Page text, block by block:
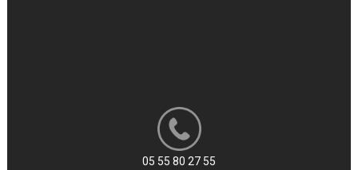
05 55 80 27 55